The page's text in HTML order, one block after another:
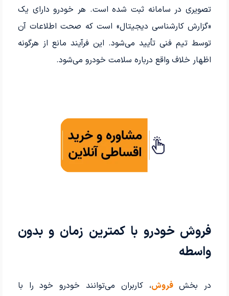
تصویری در سامانه ثبت شده است. هر خودرو دارای یک
«گزارش کارشناسی دیجیتال» است که صحت اطلاعات آن
توسط تیم فنی تأیید می‌شود. این فرآیند مانع از هرگونه
اظهار خلاف واقع درباره سلامت خودرو می‌شود.
فروش خودرو با کمترین زمان و بدون
واسطه
در بخشفروش، کاربران می‌توانند خودرو خود را با